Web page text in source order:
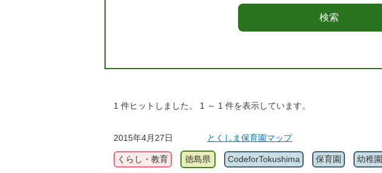
1 件ヒットしました。 1 ～ 1 件を表示しています。
2015年4月27日 とくしま保育園マップ
くらし・教育 徳島県 CodeforTokushima 保育園 幼稚園